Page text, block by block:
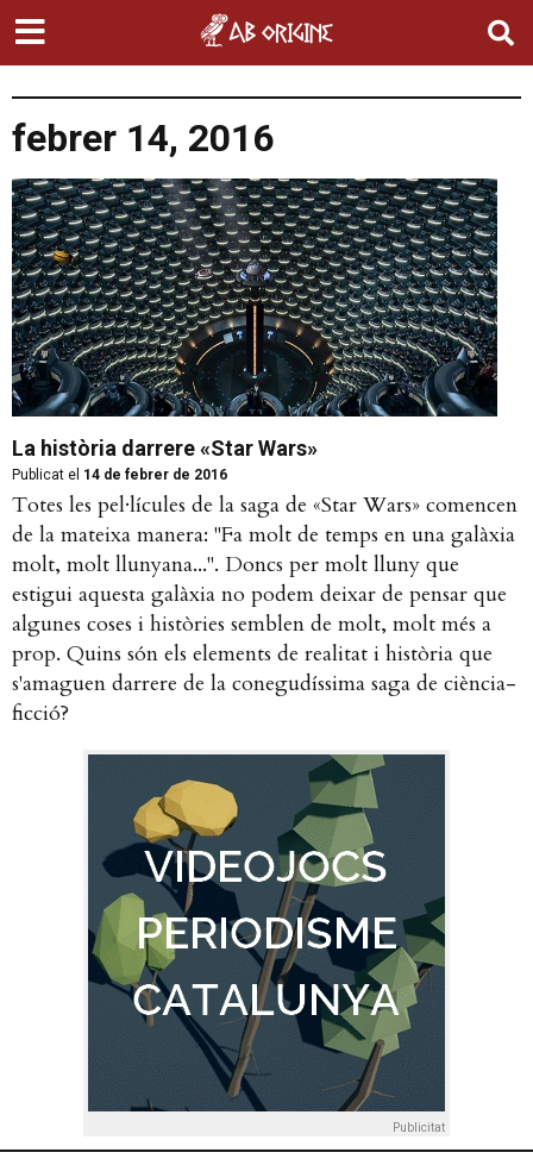
febrer 14, 2016
La història darrere «Star Wars»
Publicat el 14 de febrer de 2016
Totes les pel·lícules de la saga de «Star Wars» comencen
de la mateixa manera: "Fa molt de temps en una galàxia
molt, molt llunyana...". Doncs per molt lluny que
estigui aquesta galàxia no podem deixar de pensar que
algunes coses i històries semblen de molt, molt més a
prop. Quins són els elements de realitat i història que
s'amaguen darrere de la conegudíssima saga de ciència-
ficció?
Publicitat